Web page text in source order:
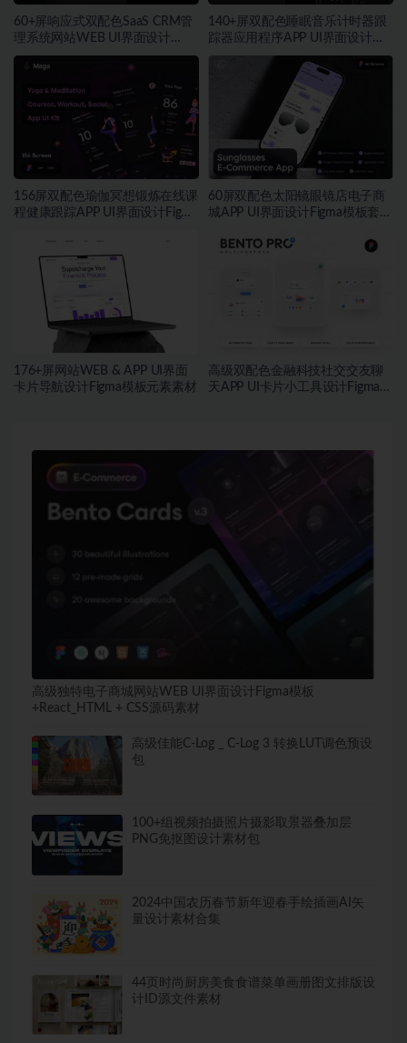
60+屏响应式双配色SaaS CRM管
理系统网站WEB UI界面设计
Figma模板套件
140+屏双配色睡眠音乐计时器跟
踪器应用程序APP UI界面设计
Figma模板
156屏双配色瑜伽冥想锻炼在线课
程健康跟踪APP UI界面设计Figma
60屏双配色太阳镜眼镜店电子商
城APP UI界面设计Figma模板套件
176+屏网站WEB & APP UI界面
卡片导航设计Figma模板元素素材
高级双配色金融科技社交交友聊
天APP UI卡片小工具设计Figma格
高级独特电子商城网站WEB UI界面设计Figma模板
+React_HTML + CSS源码素材
高级佳能C-Log _ C-Log 3 转换LUT调色预设
包
100+组视频拍摄照片摄影取景器叠加层
PNG免抠图设计素材包
2024中国农历春节新年迎春手绘插画AI矢
量设计素材合集
44页时尚厨房美食食谱菜单画册图文排版设
计ID源文件素材